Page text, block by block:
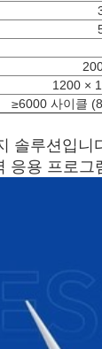
1200 ×
≥6000 사이클
루션입
응용 프로그